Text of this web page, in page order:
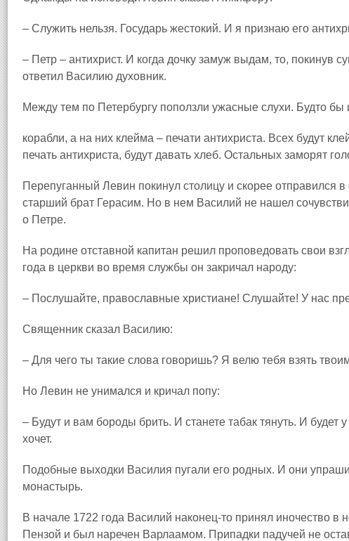
– Служить нельзя. Государь жестокий. И я признаю его
– Петр – антихрист. И когда дочку замуж выдам, то, покинув
ответил Василию духовник.
Между тем по Петербургу поползли ужасные слухи. Будто бы
корабли, а на них клейма – печати антихриста. Всех будут
печать антихриста, будут давать хлеб. Остальных заморят
Перепуганный Левин покинул столицу и скорее отправился
старший брат Герасим. Но в нем Василий не нашел
о Петре.
На родине отставной капитан решил проповедовать свои
года в церкви во время службы он закричал народу:
– Послушайте, православные христиане! Слушайте! У нас
Священник сказал Василию:
– Для чего ты такие слова говоришь? Я велю тебя взять
Но Левин не унимался и кричал попу:
– Будут и вам бороды брить. И станете табак тянуть. И будет
хочет.
Подобные выходки Василия пугали его родных. И они
монастырь.
В начале 1722 года Василий наконец‑то принял иночество в
Пензой и был наречен Варлаамом. Припадки падучей не